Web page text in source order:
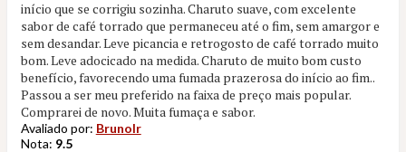
início que se corrigiu sozinha. Charuto suave, com excelente
sabor de café torrado que permaneceu até o fim, sem amargor e
sem desandar. Leve picancia e retrogosto de café torrado muito
bom. Leve adocicado na medida. Charuto de muito bom custo
benefício, favorecendo uma fumada prazerosa do início ao fim..
Passou a ser meu preferido na faixa de preço mais popular.
Comprarei de novo. Muita fumaça e sabor.
Avaliado por: Brunolr
Nota: 9.5